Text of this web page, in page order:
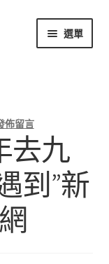
選單
佈留言
去九
到”新